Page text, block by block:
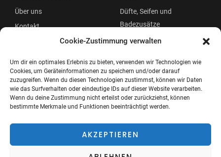
Cookie-Zustimmung verwalten
Um dir ein optimales Erlebnis zu bieten, verwenden wir Technologien wie
Cookies, um Geräteinformationen zu speichern und/oder darauf
zuzugreifen. Wenn du diesen Technologien zustimmst, können wir Daten
wie das Surfverhalten oder eindeutige IDs auf dieser Website verarbeiten.
Wenn du deine Zustimmung nicht erteilst oder zurückziehst, können
bestimmte Merkmale und Funktionen beeinträchtigt werden.
AKZEPTIEREN
Über uns
Kontakt
Düfte, Seifen und
Badezusätze
Beauty
Menü